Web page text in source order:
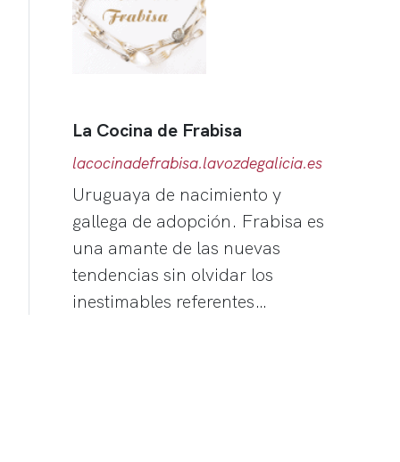
La Cocina de Frabisa
lacocinadefrabisa.lavozdegalicia.es
Uruguaya de nacimiento y
gallega de adopción. Frabisa es
una amante de las nuevas
tendencias sin olvidar los
inestimables referentes…